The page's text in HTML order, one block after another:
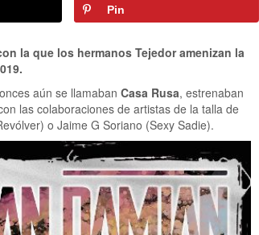
Pin
la que los hermanos Tejedor amenizan la
aún se llamaban Casa Rusa, estrenaban
las colaboraciones de artistas de la talla de
o Jaime G Soriano (Sexy Sadie).